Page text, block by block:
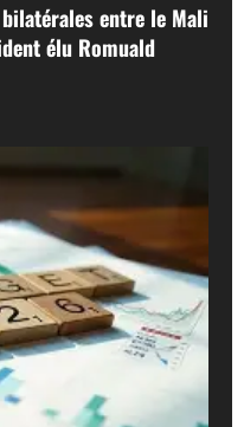
entre le Mali
élu Romuald